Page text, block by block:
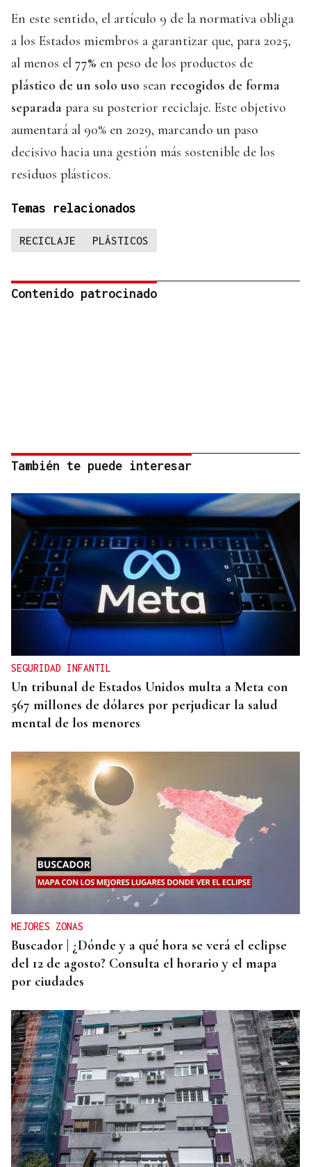
En este sentido, el artículo 9 de la normativa obliga
a los Estados miembros a garantizar que, para 2025,
al menos el 77% en peso de los productos de
plástico de un solo uso sean recogidos de forma
separada para su posterior reciclaje. Este objetivo
aumentará al 90% en 2029, marcando un paso
decisivo hacia una gestión más sostenible de los
residuos plásticos.
Temas relacionados
RECICLAJE PLÁSTICOS
Contenido patrocinado
También te puede interesar
SEGURIDAD INFANTIL
Un tribunal de Estados Unidos multa a Meta con
567 millones de dólares por perjudicar la salud
mental de los menores
MEJORES ZONAS
Buscador | ¿Dónde y a qué hora se verá el eclipse
del 12 de agosto? Consulta el horario y el mapa
por ciudades